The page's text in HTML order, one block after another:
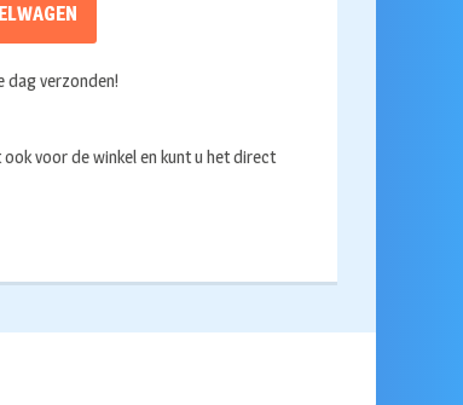
verzonden!
voor de winkel en kunt u het direct